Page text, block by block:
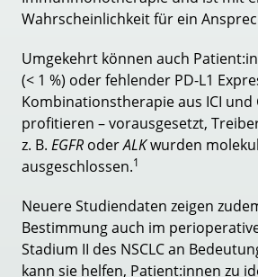
Wahrscheinlichkeit für ein
Umgekehrt können auch
(< 1 %) oder fehlender PD-L1
Kombinationstherapie aus ICI
profitieren – vorausgesetzt,
z. B. EGFR oderALKwurden
ausgeschlossen.1
Neuere Studiendaten zeigen
Bestimmung auch im
Stadium II des NSCLC an
kann sie helfen, Patient:innen zu